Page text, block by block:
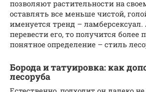
позволяют растительности на
оставлять все меньше чистой,
именуется тренд – ламберсексуал.
перевести его, то получится более
понятное определение – стиль
Борода и татуировка: как
лесоруба